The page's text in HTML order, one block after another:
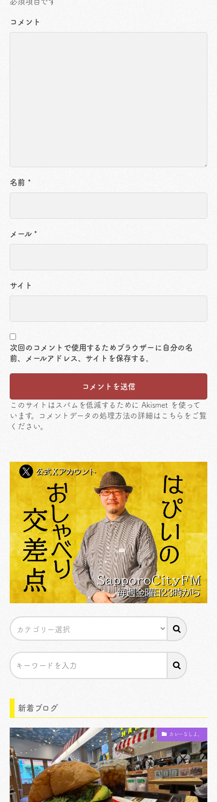
必須項目です
コメント
名前 *
メール *
サイト
次回のコメントで使用するためブラウザーに自分の名
前、メールアドレス、サイトを保存する。
このサイトはスパムを低減するために Akismet を使って
います。
コメントデータの処理方法の詳細はこちらをご覧
ください。
新着ブログ
カレーなしよ。